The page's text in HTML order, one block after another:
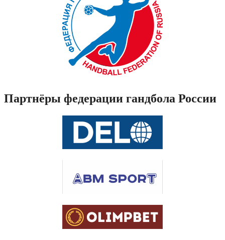
Партнёры федерации гандбола России